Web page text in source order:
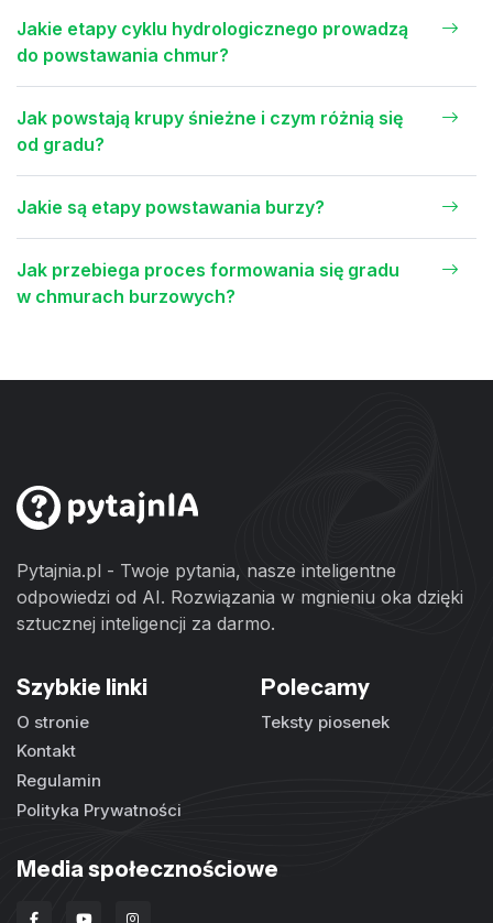
Jakie etapy cyklu hydrologicznego prowadzą
do powstawania chmur?
Jak powstają krupy śnieżne i czym różnią się
od gradu?
Jakie są etapy powstawania burzy?
Jak przebiega proces formowania się gradu
w chmurach burzowych?
Pytajnia.pl - Twoje pytania, nasze inteligentne
odpowiedzi od AI. Rozwiązania w mgnieniu oka dzięki
sztucznej inteligencji za darmo.
Szybkie linki
O stronie
Kontakt
Regulamin
Polityka Prywatności
Polecamy
Teksty piosenek
Media społecznościowe